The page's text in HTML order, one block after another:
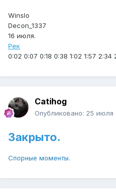
Winslo
Decon_1337
16 июля.
Рек
0:02 0:07 0:18 0:38 1:02 1:57 2:34
Catihog
Опубликовано: 25 июля
Закрыто.
Спорные моменты.